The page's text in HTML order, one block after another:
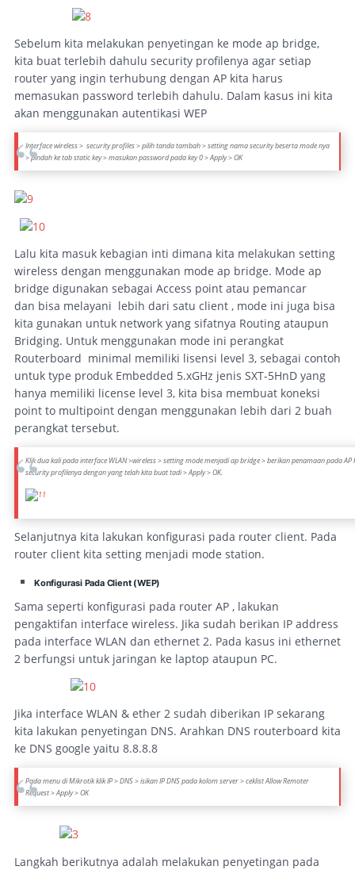
Sebelum kita melakukan penyetingan ke mode ap bridge,
kita buat terlebih dahulu security profilenya agar setiap
router yang ingin terhubung dengan AP kita harus
memasukan password terlebih dahulu. Dalam kasus ini kita
akan menggunakan autentikasi WEP
Interface wireless > security profiles > pilih tanda tambah > setting nama security beserta mode nya
> pindah ke tab static key > masukan password pada key 0 > Apply > OK
Lalu kita masuk kebagian inti dimana kita melakukan setting
wireless dengan menggunakan mode ap bridge. Mode ap
bridge digunakan sebagai Access point atau pemancar
dan bisa melayani lebih dari satu client , mode ini juga bisa
kita gunakan untuk network yang sifatnya Routing ataupun
Bridging. Untuk menggunakan mode ini perangkat
Routerboard minimal memiliki lisensi level 3, sebagai contoh
untuk type produk Embedded 5.xGHz jenis SXT-5HnD yang
hanya memiliki license level 3, kita bisa membuat koneksi
point to multipoint dengan menggunakan lebih dari 2 buah
perangkat tersebut.
Klik dua kali pada interface WLAN >wireless > setting mode menjadi ap bridge > berikan penamaan pada AP
security profilenya dengan yang telah kita buat tadi > Apply > OK.
Selanjutnya kita lakukan konfigurasi pada router client. Pada
router client kita setting menjadi mode station.
Konfigurasi Pada Client (WEP)
Sama seperti konfigurasi pada router AP , lakukan
pengaktifan interface wireless. Jika sudah berikan IP address
pada interface WLAN dan ethernet 2. Pada kasus ini ethernet
2 berfungsi untuk jaringan ke laptop ataupun PC.
Jika interface WLAN & ether 2 sudah diberikan IP sekarang
kita lakukan penyetingan DNS. Arahkan DNS routerboard kita
ke DNS google yaitu 8.8.8.8
Pada menu di Mikrotik klik IP > DNS > isikan IP DNS pada kolom server > ceklistAllow Remoter
Request> Apply > OK
Langkah berikutnya adalah melakukan penyetingan pada